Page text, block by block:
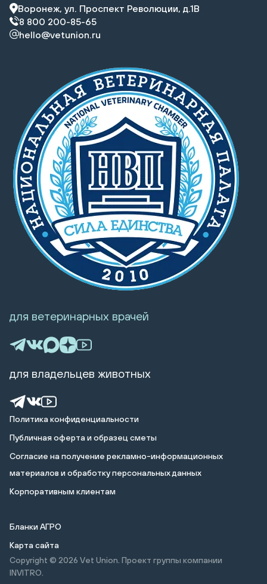
Воронеж, ул. Проспект Революции, д.1В
8 800 200-85-65
hello@vetunion.ru
Политика конфиденциальности
Публичная оферта и образец сметы
Cогласие на получение рекламно-информационных
материалов и обработку персональных данных
Корпоративным клиентам
Бланки АГРО
Карта сайта
Copyright © 2026 Vet Union. Проект группы компании
INVITRO.
для ветеринарных врачей
для владельцев животных